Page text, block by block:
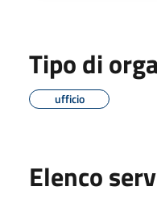
Tipo di
ufficio
Elenco